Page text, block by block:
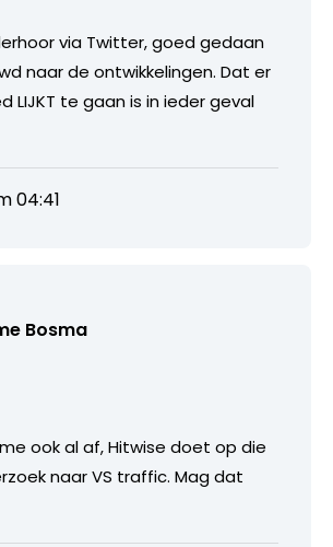
via Twitter, goed gedaan
naar de ontwikkelingen. Dat er
LIJKT te gaan is in ieder geval
04:41
Bosma
ook al af, Hitwise doet op die
naar VS traffic. Mag dat